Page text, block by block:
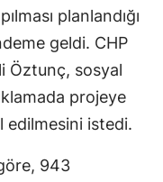
planlandığı
geldi. CHP
Öztunç, sosyal
projeye
edilmesini istedi.
943